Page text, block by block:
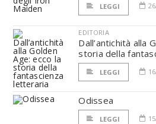
LEGGI
EDITORIA
Dall’antichità alla
storia della
LEGGI
Odissea
LEGGI